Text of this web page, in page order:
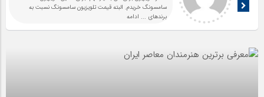
سامسونگ خریدم. البته قیمت تلویزیون سامسونگ نسبت به
برندهای ... ادامه